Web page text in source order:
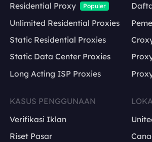
Residential Proxy
Populer
Unlimited Residential Proxies
Static Residential Proxies
Static Data Center Proxies
Long Acting ISP Proxies
KASUS PENGGUNAAN
Verifikasi Iklan
Riset Pasar